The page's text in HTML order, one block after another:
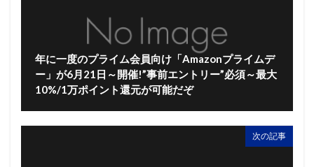
年に一度のプライム会員向け「Amazonプライムデ
ー」が6月21日～開催!”事前エントリー”必須～最大
10%/1万ポイント還元が可能だぞ
次の記事